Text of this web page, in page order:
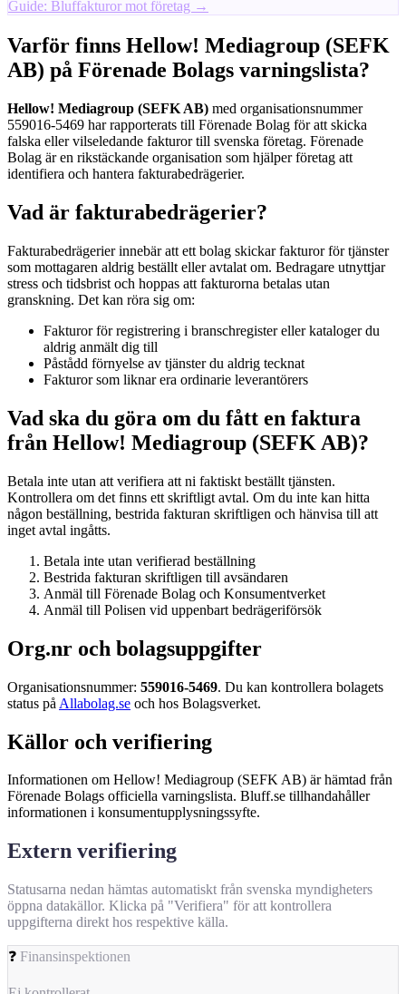
Guide: Bluffakturor mot företag →
Varför finns Hellow! Mediagroup (SEFK
AB) på Förenade Bolags varningslista?
Hellow! Mediagroup (SEFK AB) med organisationsnummer
559016-5469 har rapporterats till Förenade Bolag för att skicka
falska eller vilseledande fakturor till svenska företag. Förenade
Bolag är en rikstäckande organisation som hjälper företag att
identifiera och hantera fakturabedrägerier.
Vad är fakturabedrägerier?
Fakturabedrägerier innebär att ett bolag skickar fakturor för tjänster
som mottagaren aldrig beställt eller avtalat om. Bedragare utnyttjar
stress och tidsbrist och hoppas att fakturorna betalas utan
granskning. Det kan röra sig om:
Fakturor för registrering i branschregister eller kataloger du
aldrig anmält dig till
Påstådd förnyelse av tjänster du aldrig tecknat
Fakturor som liknar era ordinarie leverantörers
Vad ska du göra om du fått en faktura
från Hellow! Mediagroup (SEFK AB)?
Betala inte utan att verifiera att ni faktiskt beställt tjänsten.
Kontrollera om det finns ett skriftligt avtal. Om du inte kan hitta
någon beställning, bestrida fakturan skriftligen och hänvisa till att
inget avtal ingåtts.
Betala inte utan verifierad beställning
Bestrida fakturan skriftligen till avsändaren
Anmäl till Förenade Bolag och Konsumentverket
Anmäl till Polisen vid uppenbart bedrägeriförsök
Org.nr och bolagsuppgifter
Organisationsnummer: 559016-5469. Du kan kontrollera bolagets
status på Allabolag.se och hos Bolagsverket.
Källor och verifiering
Informationen om Hellow! Mediagroup (SEFK AB) är hämtad från
Förenade Bolags officiella varningslista. Bluff.se tillhandahåller
informationen i konsumentupplysningssyfte.
Extern verifiering
Statusarna nedan hämtas automatiskt från svenska myndigheters
öppna datakällor. Klicka på "Verifiera" för att kontrollera
uppgifterna direkt hos respektive källa.
❓ Finansinspektionen